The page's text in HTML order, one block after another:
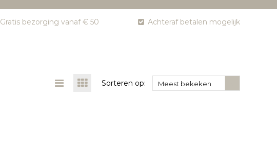
Gratis bezorging vanaf € 50 Achteraf betalen mogelijk
Sorteren op: Meest bekeken